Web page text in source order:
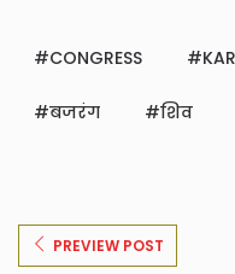
CONGRESS
बजरंग शिव
PREVIEW POST